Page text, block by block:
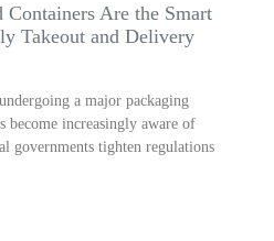
Are the Smart
Takeout and Delivery
a major packaging
become increasingly aware of
governments tighten regulations